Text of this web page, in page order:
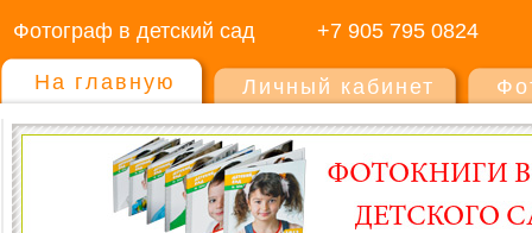
Фотограф в детский сад +7 905 795 0824
На главную Личный кабинет